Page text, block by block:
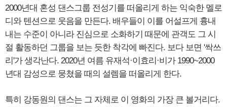
2000년대 혼성 댄스그룹 전성기를 떠올리게 하는 익숙한 멜로
디와 텐션으로 웃음을 만든다. 배우들이 이를 어설프게 흉내
내는 수준이 아니라 진심으로 소화하기 때문에 관객도 그 시
절 활동하던 그룹을 보는 듯한 착각에 빠진다. 보다 보면 '싹쓰
리'가 생각난다. 2020년 여름 유재석·이효리·비가 1990~2000
년대 감성으로 뭉쳤을 때의 설렘을 떠올리게 한다.
특히 강동원의 댄스는 그 자체로 이 영화의 가장 큰 볼거리다.